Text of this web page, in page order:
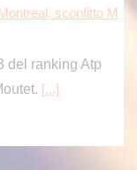
sconfitto M
del ranking Atp
[...]